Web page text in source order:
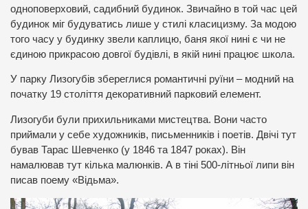
одноповерховий, садибний будинок. Звичайно в той час цей
будинок міг будуватись лише у стилі класицизму. За модою
того часу у будинку звели каплицю, баня якої нині є чи не
єдиною прикрасою довгої будівлі, в якій нині працює школа.
У парку Лизогубів збереглися романтичні руїни – модний на
початку 19 століття декоративний парковий елемент.
Лизогуби були прихильниками мистецтва. Вони часто
приймали у себе художників, письменників і поетів. Двічі тут
бував Тарас Шевченко (у 1846 та 1847 роках). Він
намалював тут кілька малюнків. А в тіні 500-літньої липи він
писав поему «Відьма».